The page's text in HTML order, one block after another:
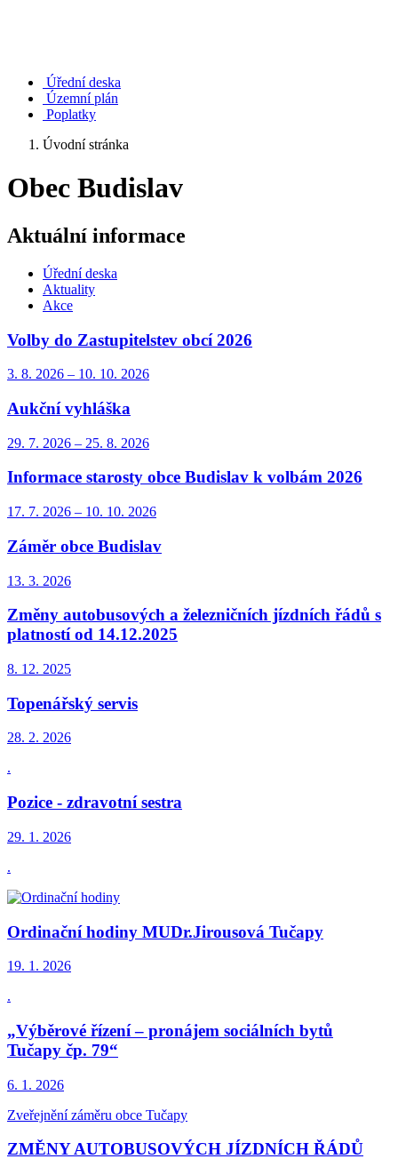
Úřední deska
Územní plán
Poplatky
Úvodní stránka
Obec Budislav
Aktuální informace
Úřední deska
Aktuality
Akce
Volby do Zastupitelstev obcí 2026
3. 8. 2026 – 10. 10. 2026
Aukční vyhláška
29. 7. 2026 – 25. 8. 2026
Informace starosty obce Budislav k volbám 2026
17. 7. 2026 – 10. 10. 2026
Záměr obce Budislav
13. 3. 2026
Změny autobusových a železničních jízdních řádů s
platností od 14.12.2025
8. 12. 2025
Topenářský servis
28. 2. 2026
.
Pozice - zdravotní sestra
29. 1. 2026
.
Ordinační hodiny MUDr.Jirousová Tučapy
19. 1. 2026
.
„Výběrové řízení – pronájem sociálních bytů
Tučapy čp. 79“
6. 1. 2026
Zveřejnění záměru obce Tučapy
ZMĚNY AUTOBUSOVÝCH JÍZDNÍCH ŘÁDŮ